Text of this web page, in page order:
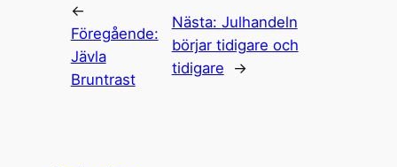
←
Föregående:
Jävla
Bruntrast
Nästa: Julhandeln
börjar tidigare och
tidigare
→